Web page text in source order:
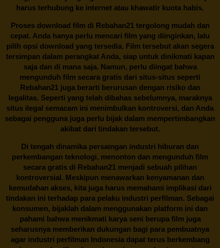
harus terhubung ke internet atau khawatir kuota habis.
Proses download film di Rebahan21tergolong mudah dan
cepat. Anda hanya perlu mencari film yang diinginkan, lalu
pilih opsi download yang tersedia. Film tersebut akan segera
tersimpan dalam perangkat Anda, siap untuk dinikmati kapan
saja dan di mana saja. Namun, perlu diingat bahwa
mengunduh film secara gratis dari situs-situs seperti
Rebahan21 juga berarti berurusan dengan risiko dan
legalitas. Seperti yang telah dibahas sebelumnya, maraknya
situs ilegal semacam ini menimbulkan kontroversi, dan Anda
sebagai pengguna juga perlu bijak dalam mempertimbangkan
akibat dari tindakan tersebut.
Di tengah dinamika persaingan industri hiburan dan
perkembangan teknologi, menonton dan mengunduh film
secara gratis di Rebahan21 menjadi sebuah pilihan
kontroversial. Meskipun menawarkan kenyamanan dan
kemudahan akses, kita juga harus memahami implikasi dari
tindakan ini terhadap para pelaku industri perfilman. Sebagai
konsumen, bijaklah dalam menggunakan platform ini dan
pahami bahwa menikmati karya seni berupa film juga
seharusnya memberikan dukungan bagi para pembuatnya
agar industri perfilman Indonesia dapat terus berkembang